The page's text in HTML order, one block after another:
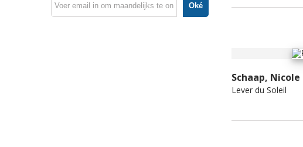
Oké
Schaap, Nicole
Lever du Soleil